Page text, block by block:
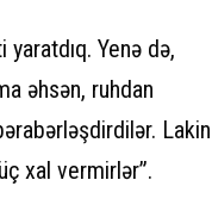
Yenə də,
əhsən, ruhdan
Lakin
xal vermirlər”.